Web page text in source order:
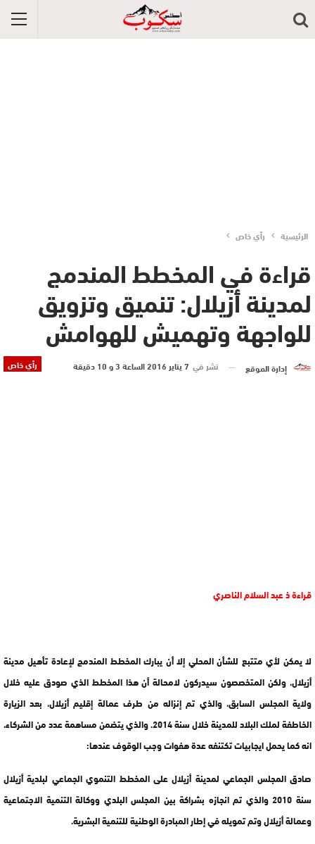
الرئيسية رأي خاص
قراءة في المخطط المندمج
لمدينة أزيلال: تنميق وتزويق
للواجهة وتهميش للهوامش
رأي خاص إدارة الموقع نشر في 7 يناير 2016 الساعة 3 و 10 دقيقة
قراءة ذ عبد السلام الناصري
لا يمكن لأي متتبع للشأن المحلي إلا أن يبارك المخطط المندمج لإعادة تأهيل مدينة
أزيلال، ولكن المتخصصون سيدركون لامحالة أن هذا المخطط الذي صودق عليه خلال
ولاية المجلس السابق، والذي تم إنزاله من طرف عمالة إقليم أزيلال، بعد الزيارة
الخاطفة لملك البلاد للمدينة خلال سنة 2014. والذي يتضمن مساهمة عدد من الشركاء،
انه كما يحمل ايجابيات تكتنفه عدة هفوات وجب الوقوف عندها:
صادق المجلس الجماعي لمدينة أزيلال على المخطط التنموي الجماعي لبلدية أزيلال
سنة 2010 والذي تم انجازه بشراكة بين المجلس البلدي ووكالة التنمية الاجتماعية
وعمالة أزيلال وتم تمويله في إطار المبادرة الوطنية للتنمية البشرية.